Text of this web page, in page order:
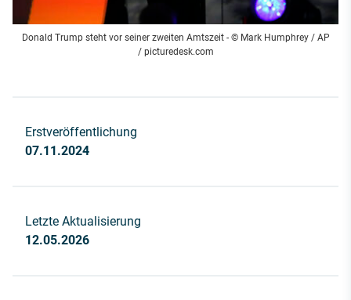
Donald Trump steht vor seiner zweiten Amtszeit - © Mark Humphrey / AP
/ picturedesk.com
Erstveröffentlichung
07.11.2024
Letzte Aktualisierung
12.05.2026